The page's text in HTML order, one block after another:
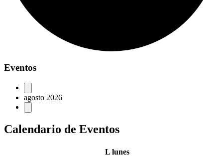
Eventos
agosto 2026
Calendario de Eventos
L lunes